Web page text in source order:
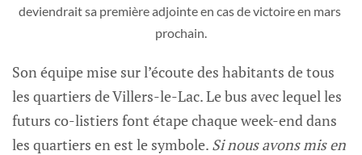
deviendrait sa première adjointe en cas de victoire en mars
prochain.
Son équipe mise sur l’écoute des habitants de tous
les quartiers de Villers-le-Lac. Le bus avec lequel les
futurs co-listiers font étape chaque week-end dans
les quartiers en est le symbole. Si nous avons mis en